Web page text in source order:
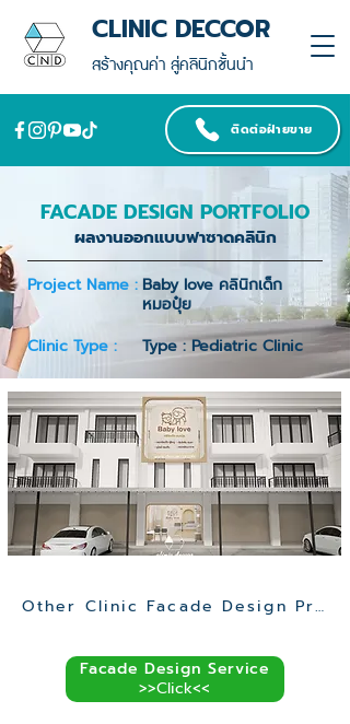
สร้างคุณค่า สู่คลินิกชั้นนำ
CLINIC DECCOR
ติดต่อฝ่ายขาย
FACADE DESIGN PORTFOLIO
ผลงานออกแบบฟาซาดคลินิก
Project Name :Baby love คลินิกเด็ก
หมอปุ๋ย
Clinic Type :
Type : Pediatric Clinic
Other Clinic Facade Design Projects >>
Facade Design Service
>>Click<<